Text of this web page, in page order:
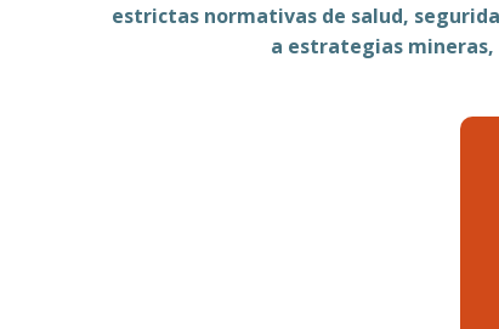
estrictas normativas de salud,
a estrategias mineras,